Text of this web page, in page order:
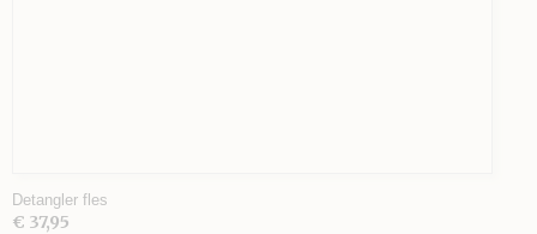
Detangler fles
€ 37,95